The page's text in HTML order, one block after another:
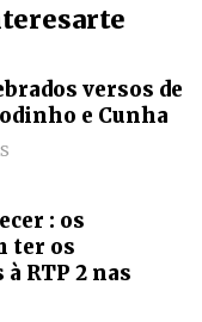
versos de
e Cunha
: os
ter os
RTP 2 nas